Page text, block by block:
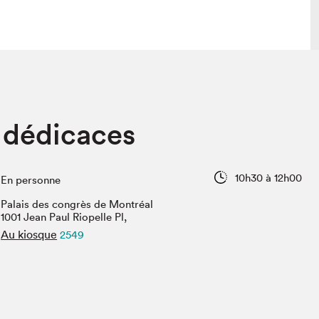
Vidéos et balados
En personne
10h30 à 12h00
Palais des congrès de Montréal
1001 Jean Paul Riopelle Pl,
Au kiosque 2549